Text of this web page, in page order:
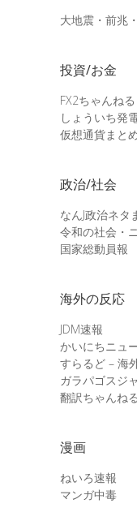
大地震・前兆
投資/お金
FX2ちゃんねる
しょういち発
仮想通貨まと
政治/社会
なんJ政治ネタ
令和の社会・
国家総動員報
海外の反応
JDM速報
かいにちニュ
すらるど – 海
ガラパゴスジ
翻訳ちゃんねる
漫画
ねいろ速報
マンガ中毒